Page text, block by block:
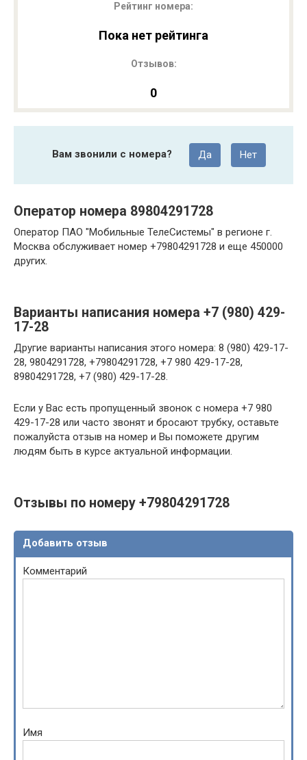
Рейтинг номера:
Пока нет рейтинга
Отзывов:
0
Вам звонили с номера? Да Нет
Оператор номера 89804291728
Оператор ПАО "Мобильные ТелеСистемы" в регионе г.
Москва обслуживает номер +79804291728 и еще 450000
других.
Варианты написания номера +7 (980) 429-
17-28
Другие варианты написания этого номера: 8 (980) 429-17-
28, 9804291728, +79804291728, +7 980 429-17-28,
89804291728, +7 (980) 429-17-28.
Если у Вас есть пропущенный звонок с номера +7 980
429-17-28 или часто звонят и бросают трубку, оставьте
пожалуйста отзыв на номер и Вы поможете другим
людям быть в курсе актуальной информации.
Отзывы по номеру +79804291728
Добавить отзыв
Комментарий
Имя